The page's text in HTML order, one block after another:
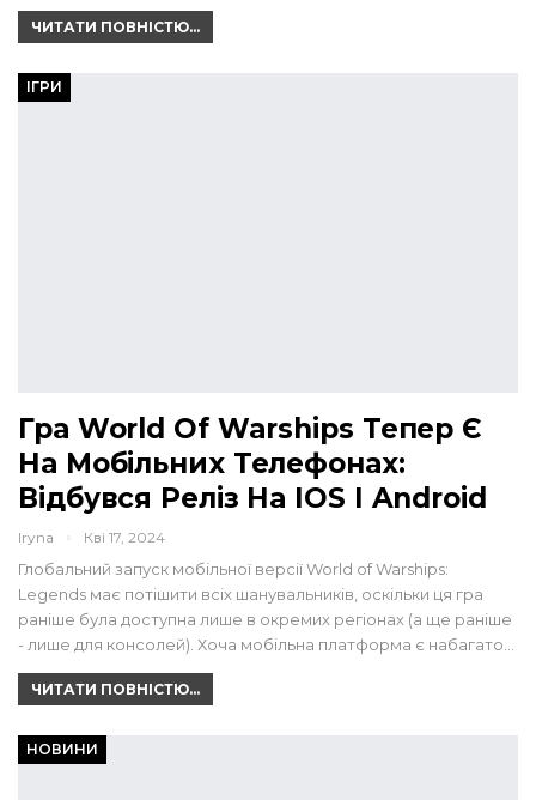
ЧИТАТИ ПОВНІСТЮ...
ІГРИ
Гра World Of Warships Тепер Є
На Мобільних Телефонах:
Відбувся Реліз На IOS І Android
Iryna Кві 17, 2024
Глобальний запуск мобільної версії World of Warships:
Legends має потішити всіх шанувальників, оскільки ця гра
раніше була доступна лише в окремих регіонах (а ще раніше
- лише для консолей). Хоча мобільна платформа є набагато…
ЧИТАТИ ПОВНІСТЮ...
НОВИНИ